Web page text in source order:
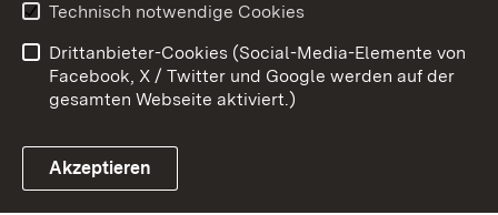
Link zum Landesportal
Barrierefreiheit
Impressum Cookies
Technisch notwendige Cookies
Drittanbieter-Cookies (Social-Media-Elemente von
Facebook, X / Twitter und Google werden auf der
gesamten Webseite aktiviert.)
Akzeptieren